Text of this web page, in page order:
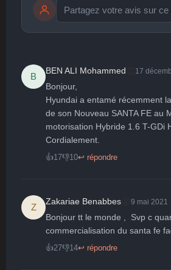
🤩
Parfait
👏
Bravo
😄
Réjoui
😮
Surpris
😞 😠
publication immédiate
B
BEN ALI Mohammed 17
Bonjour,
Hyundai a entamé récemment
de son Nouveau SANTA FE au
motorisation Hybride 1.6 T-GDi
Cordialement.
👍17👎10↩ répondre
Z
Zakariae Benabbes 9 mai 2021
Bonjour tt le monde ,  Svp c
commercialisation du santa fe
👍27👎14↩ répondre